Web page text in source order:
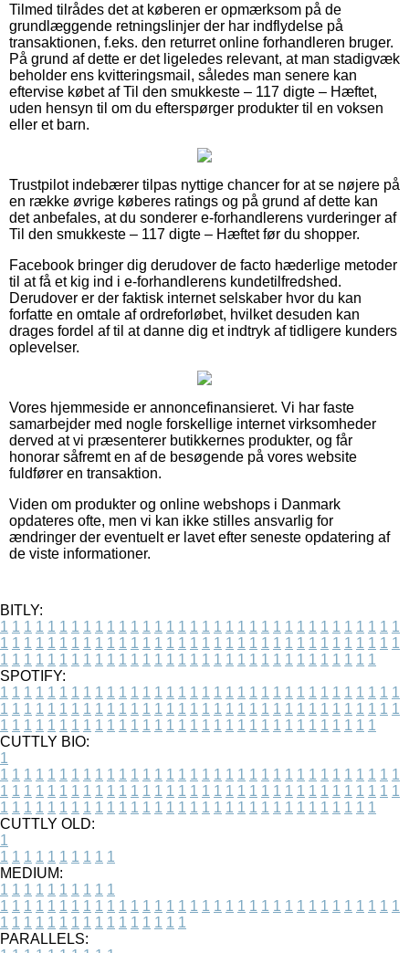
Tilmed tilrådes det at køberen er opmærksom på de
grundlæggende retningslinjer der har indflydelse på
transaktionen, f.eks. den returret online forhandleren bruger.
På grund af dette er det ligeledes relevant, at man stadigvæk
beholder ens kvitteringsmail, således man senere kan
eftervise købet af Til den smukkeste – 117 digte – Hæftet,
uden hensyn til om du efterspørger produkter til en voksen
eller et barn.
Trustpilot indebærer tilpas nyttige chancer for at se nøjere på
en række øvrige køberes ratings og på grund af dette kan
det anbefales, at du sonderer e-forhandlerens vurderinger af
Til den smukkeste – 117 digte – Hæftet før du shopper.
Facebook bringer dig derudover de facto hæderlige metoder
til at få et kig ind i e-forhandlerens kundetilfredshed.
Derudover er der faktisk internet selskaber hvor du kan
forfatte en omtale af ordreforløbet, hvilket desuden kan
drages fordel af til at danne dig et indtryk af tidligere kunders
oplevelser.
Vores hjemmeside er annoncefinansieret. Vi har faste
samarbejder med nogle forskellige internet virksomheder
derved at vi præsenterer butikkernes produkter, og får
honorar såfremt en af de besøgende på vores website
fuldfører en transaktion.
Viden om produkter og online webshops i Danmark
opdateres ofte, men vi kan ikke stilles ansvarlig for
ændringer der eventuelt er lavet efter seneste opdatering af
de viste informationer.
BITLY:
1 1 1 1 1 1 1 1 1 1 1 1 1 1 1 1 1 1 1 1 1 1 1 1 1 1 1 1 1 1 1 1 1 1
1 1 1 1 1 1 1 1 1 1 1 1 1 1 1 1 1 1 1 1 1 1 1 1 1 1 1 1 1 1 1 1 1 1
1 1 1 1 1 1 1 1 1 1 1 1 1 1 1 1 1 1 1 1 1 1 1 1 1 1 1 1 1 1 1 1
SPOTIFY:
1 1 1 1 1 1 1 1 1 1 1 1 1 1 1 1 1 1 1 1 1 1 1 1 1 1 1 1 1 1 1 1 1 1
1 1 1 1 1 1 1 1 1 1 1 1 1 1 1 1 1 1 1 1 1 1 1 1 1 1 1 1 1 1 1 1 1 1
1 1 1 1 1 1 1 1 1 1 1 1 1 1 1 1 1 1 1 1 1 1 1 1 1 1 1 1 1 1 1 1
CUTTLY BIO:
1
1 1 1 1 1 1 1 1 1 1 1 1 1 1 1 1 1 1 1 1 1 1 1 1 1 1 1 1 1 1 1 1 1 1
1 1 1 1 1 1 1 1 1 1 1 1 1 1 1 1 1 1 1 1 1 1 1 1 1 1 1 1 1 1 1 1 1 1
1 1 1 1 1 1 1 1 1 1 1 1 1 1 1 1 1 1 1 1 1 1 1 1 1 1 1 1 1 1 1 1
CUTTLY OLD:
1
1 1 1 1 1 1 1 1 1 1
MEDIUM:
1 1 1 1 1 1 1 1 1 1
1 1 1 1 1 1 1 1 1 1 1 1 1 1 1 1 1 1 1 1 1 1 1 1 1 1 1 1 1 1 1 1 1 1
1 1 1 1 1 1 1 1 1 1 1 1 1 1 1 1
PARALLELS: